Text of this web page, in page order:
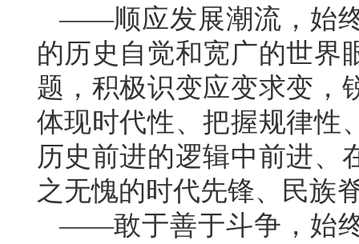
——顺应发展潮流，始
的历史自觉和宽广的世界
题，积极识变应变求变，
体现时代性、把握规律性
历史前进的逻辑中前进、
之无愧的时代先锋、民族
——敢于善于斗争，始